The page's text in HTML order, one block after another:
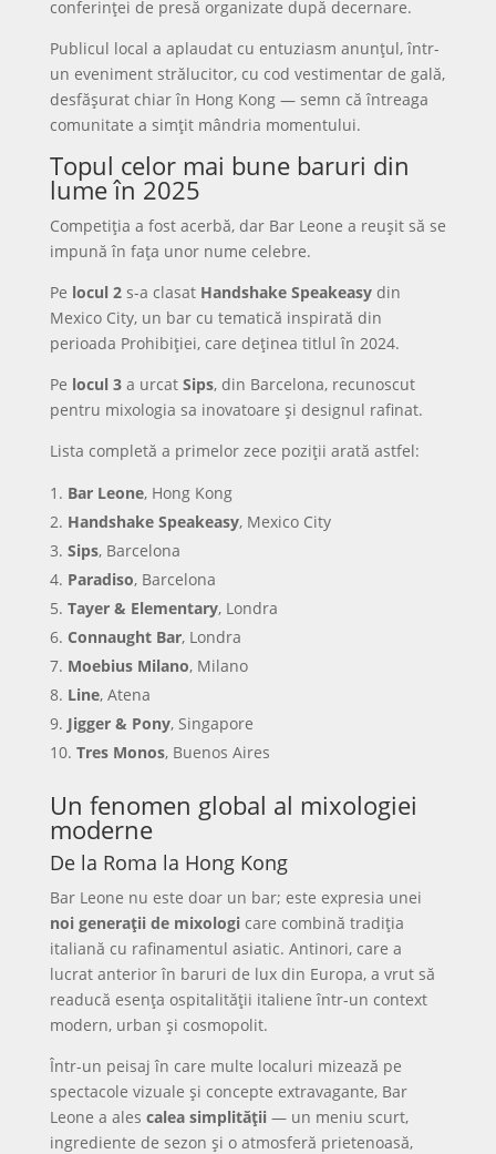
conferinței de presă organizate după decernare.
Publicul local a aplaudat cu entuziasm anunțul, într-
un eveniment strălucitor, cu cod vestimentar de gală,
desfășurat chiar în Hong Kong — semn că întreaga
comunitate a simțit mândria momentului.
Topul celor mai bune baruri din
lume în 2025
Competiția a fost acerbă, dar Bar Leone a reușit să se
impună în fața unor nume celebre.
Pe locul 2s-a clasat Handshake Speakeasydin
Mexico City, un bar cu tematică inspirată din
perioada Prohibiției, care deținea titlul în 2024.
Pe locul 3a urcat Sips, din Barcelona, recunoscut
pentru mixologia sa inovatoare și designul rafinat.
Lista completă a primelor zece poziții arată astfel:
Bar Leone, Hong Kong
Handshake Speakeasy, Mexico City
Sips, Barcelona
Paradiso, Barcelona
Tayer & Elementary, Londra
Connaught Bar, Londra
Moebius Milano, Milano
Line, Atena
Jigger & Pony, Singapore
Tres Monos, Buenos Aires
Un fenomen global al mixologiei
moderne
De la Roma la Hong Kong
Bar Leone nu este doar un bar; este expresia unei
noi generații de mixologicare combină tradiția
italiană cu rafinamentul asiatic. Antinori, care a
lucrat anterior în baruri de lux din Europa, a vrut să
readucă esența ospitalității italiene într-un context
modern, urban și cosmopolit.
Într-un peisaj în care multe localuri mizează pe
spectacole vizuale și concepte extravagante, Bar
Leone a ales calea simplității— un meniu scurt,
ingrediente de sezon și o atmosferă prietenoasă,